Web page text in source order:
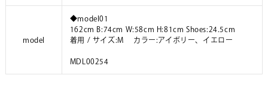
model
◆model01
162cm B:74cm W:58cm H:81cm Shoes:24.5cm
着用 / サイズ:M カラー:アイボリー、イエロー
MDL00254